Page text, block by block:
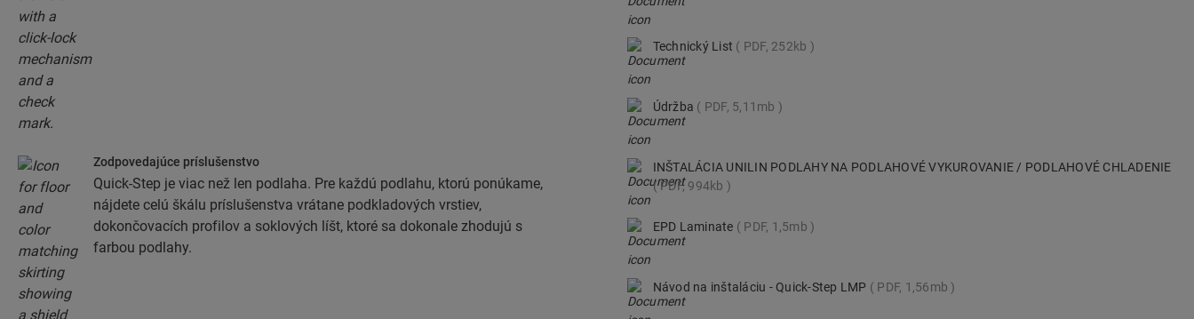
Zodpovedajúce príslušenstvo
Quick-Step je viac než len podlaha. Pre každú podlahu, ktorú ponúkame,
nájdete celú škálu príslušenstva vrátane podkladových vrstiev,
dokončovacích profilov a soklových líšt, ktoré sa dokonale zhodujú s
farbou podlahy.
Technický List PDF, 252kb
Údržba PDF, 5,11mb
INŠTALÁCIA UNILIN PODLAHY NA PODLAHOVÉ VYKUROVANIE / PODLAHOVÉ CHLADENIE
PDF, 994kb
EPD Laminate PDF, 1,5mb
Návod na inštaláciu - Quick-Step LMP PDF, 1,56mb